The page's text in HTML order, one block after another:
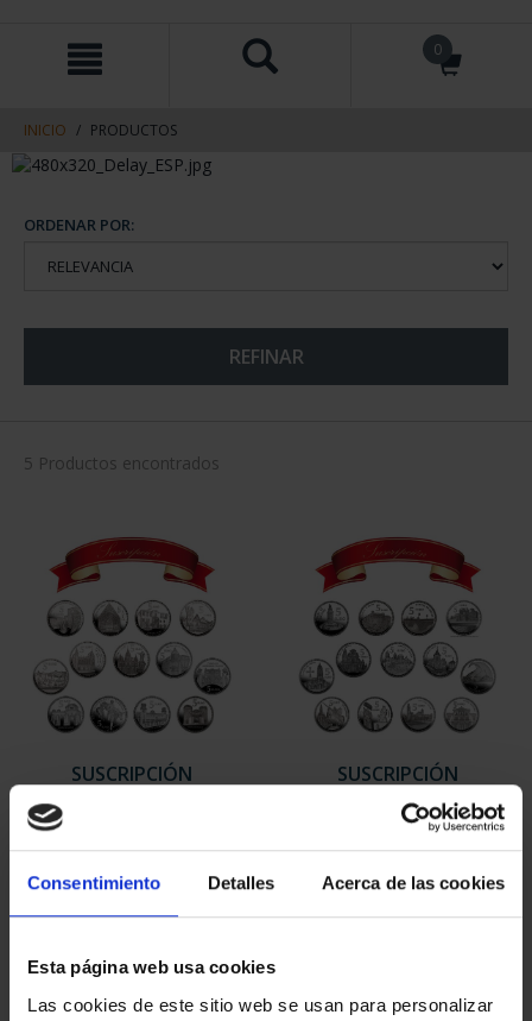
Consentimiento Detalles Acerca de las cookies
Esta página web usa cookies
Las cookies de este sitio web se usan para personalizar
contenido
navegacin
0
INICIO PRODUCTOS
ORDENAR POR:
REFINAR
5 Productos encontrados
SUSCRIPCIÓN
949,00 €
Sólo para usuarios
registrados
SUSCRIPCIÓN
CAPITALES DE
PROVINCIA 2
949,00 €
Sólo para usuarios
registrados